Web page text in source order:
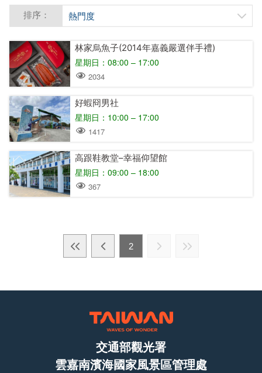
排序： 熱門度
林家烏魚子(2014年嘉義嚴選伴手禮)
星期日：08:00 – 17:00
2034
好蝦冏男社
星期日：10:00 – 17:00
1417
高跟鞋教堂–幸福仰望館
星期日：09:00 – 18:00
367
2
交通部觀光署
雲嘉南濱海國家風景區管理處